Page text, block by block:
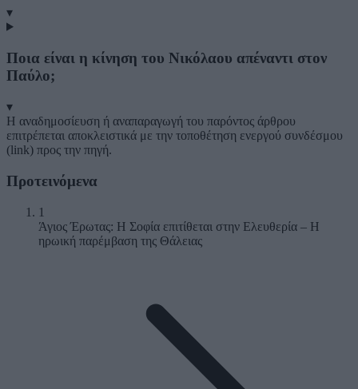
▾
Ποια είναι η κίνηση του Νικόλαου απέναντι στον
Παύλο;
▾
Η αναδημοσίευση ή αναπαραγωγή του παρόντος άρθρου
επιτρέπεται αποκλειστικά με την τοποθέτηση ενεργού συνδέσμου
(link) προς την πηγή.
Προτεινόμενα
1
Άγιος Έρωτας: Η Σοφία επιτίθεται στην Ελευθερία – Η
ηρωική παρέμβαση της Θάλειας